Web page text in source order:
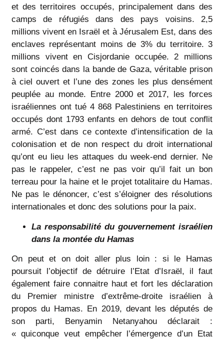
et des territoires occupés, principalement dans des
camps de réfugiés dans des pays voisins. 2,5
millions vivent en Israël et à Jérusalem Est, dans des
enclaves représentant moins de 3% du territoire. 3
millions vivent en Cisjordanie occupée. 2 millions
sont coincés dans la bande de Gaza, véritable prison
à ciel ouvert et l’une des zones les plus densément
peuplée au monde. Entre 2000 et 2017, les forces
israéliennes ont tué 4 868 Palestiniens en territoires
occupés dont 1793 enfants en dehors de tout conflit
armé. C’est dans ce contexte d’intensification de la
colonisation et de non respect du droit international
qu’ont eu lieu les attaques du week-end dernier. Ne
pas le rappeler, c’est ne pas voir qu’il fait un bon
terreau pour la haine et le projet totalitaire du Hamas.
Ne pas le dénoncer, c’est s’éloigner des résolutions
internationales et donc des solutions pour la paix.
La responsabilité du gouvernement israélien
dans la montée du Hamas
On peut et on doit aller plus loin : si le Hamas
poursuit l’objectif de détruire l’Etat d’Israël, il faut
également faire connaitre haut et fort les déclaration
du Premier ministre d’extrême-droite israélien à
propos du Hamas. En 2019, devant les députés de
son parti, Benyamin Netanyahou déclarait :
« quiconque veut empêcher l’émergence d’un Etat